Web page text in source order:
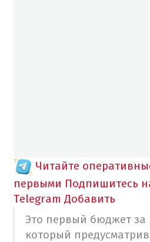
Читайте
первыми Подпишитесь
Telegram Добавить
Это первый бюджет за
который